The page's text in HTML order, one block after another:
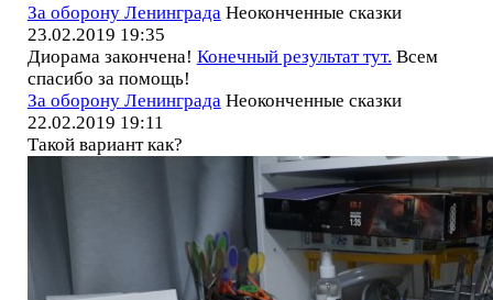
За оборону Ленинграда Неоконченные сказки
23.02.2019 19:35
Диорама закончена! Конечный результат тут. Всем
спасибо за помощь!
За оборону Ленинграда Неоконченные сказки
22.02.2019 19:11
Такой вариант как?